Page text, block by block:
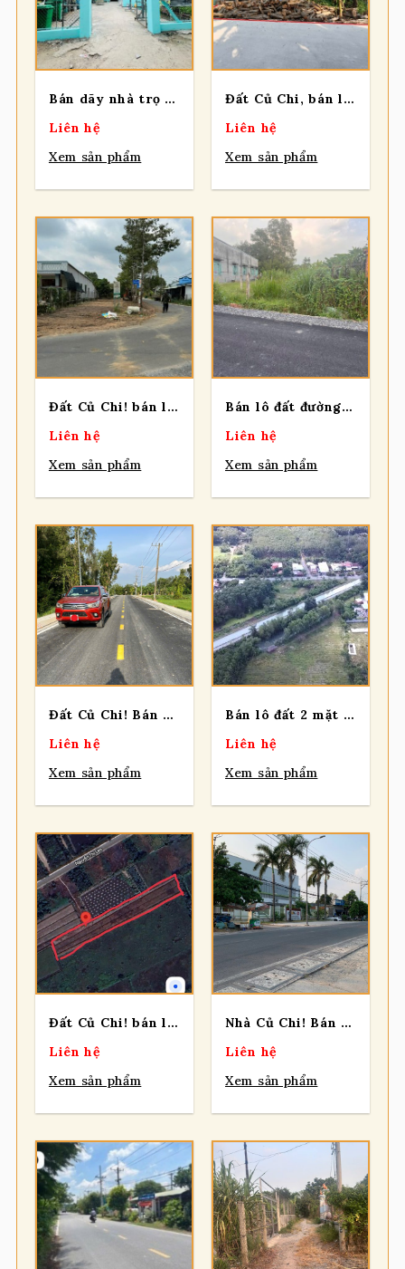
Bán dãy nhà trọ 11 phòng đang cho thu nhập 15tr/Tháng, 2 sẹc ngắn Bàu Trâm, dt 311m2, full thổ cư, xã Trung An
Liên hệ
Xem sản phẩm
Đất Củ Chi, bán lô đất đường xe tải, dt 987m2, có 200m thổ cư, xã Củ Chi.
Liên hệ
Xem sản phẩm
Đất Củ Chi! bán lô đất góc 2 mt đường Trương Thị Kiện, dt 198m2, có 120m thổ, KDC HH, xã Thái Mỹ
Liên hệ
Xem sản phẩm
Bán lô đất đường nhựa, 1 sẹc Đỗ Đăng Tuyển, diện tích 139m, full thổ cư, xã An Nhơn Tây
Liên hệ
Xem sản phẩm
Đất Củ Chi! Bán 5 lô đất F0 mt đường NGUYỄN THỊ LÈN, gần giáp Sông Sài Gòn, xã Trung An.
Liên hệ
Xem sản phẩm
Bán lô đất 2 mặt tiền đường xe tải, diện tích 8.812m2, có 300m thổ cư, xã Nhuận Đức
Liên hệ
Xem sản phẩm
Đất Củ Chi! bán lô đất gần ngay đường Nguyễn Thị Lèn, dt 4100m2, đất lúa, xã Trung An
Liên hệ
Xem sản phẩm
Nhà Củ Chi! Bán căn nhà cấp 4 MT đường Bến Than, dt 103m, có thổ, QH KDC, xã Hòa Phú
Liên hệ
Xem sản phẩm